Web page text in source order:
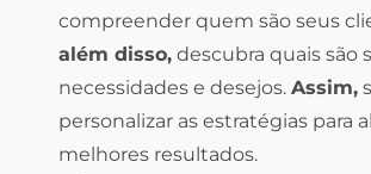
compreender quem são seus
além disso, descubra quais são
necessidades e desejos. Assim,
personalizar as estratégias para
melhores resultados.